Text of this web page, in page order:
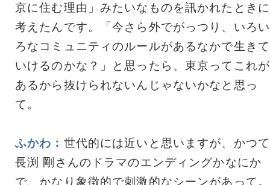
京に住む理由」みたいなものを訊かれたときに
考えたんです。「今さら外でがっつり、いろい
ろなコミュニティのルールがあるなかで生きて
いけるのかな？」と思ったら、東京ってこれが
あるから抜けられないんじゃないかなと思っ
て。
ふかわ： 世代的には近いと思いますが、かつて
長渕 剛さんのドラマのエンディングかなにか
で、かなり象徴的で刺激的なシーンがあって。